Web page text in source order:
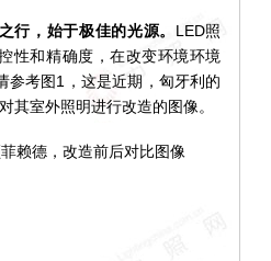
行，始于极佳的光源。 LED照
性和精确度，在改变环境环境
参考图1，这是近期，匈牙利的
其室外照明进行改造的图像。
德，改造前后对比图像